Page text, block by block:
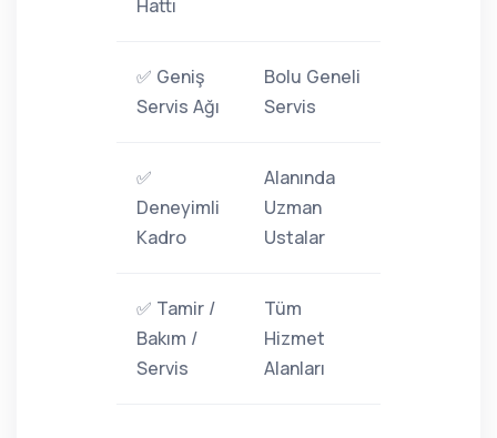
Hattı
✅ Geniş
Servis Ağı
Bolu Geneli
Servis
✅
Deneyimli
Kadro
Alanında
Uzman
Ustalar
✅ Tamir /
Bakım /
Servis
Tüm
Hizmet
Alanları